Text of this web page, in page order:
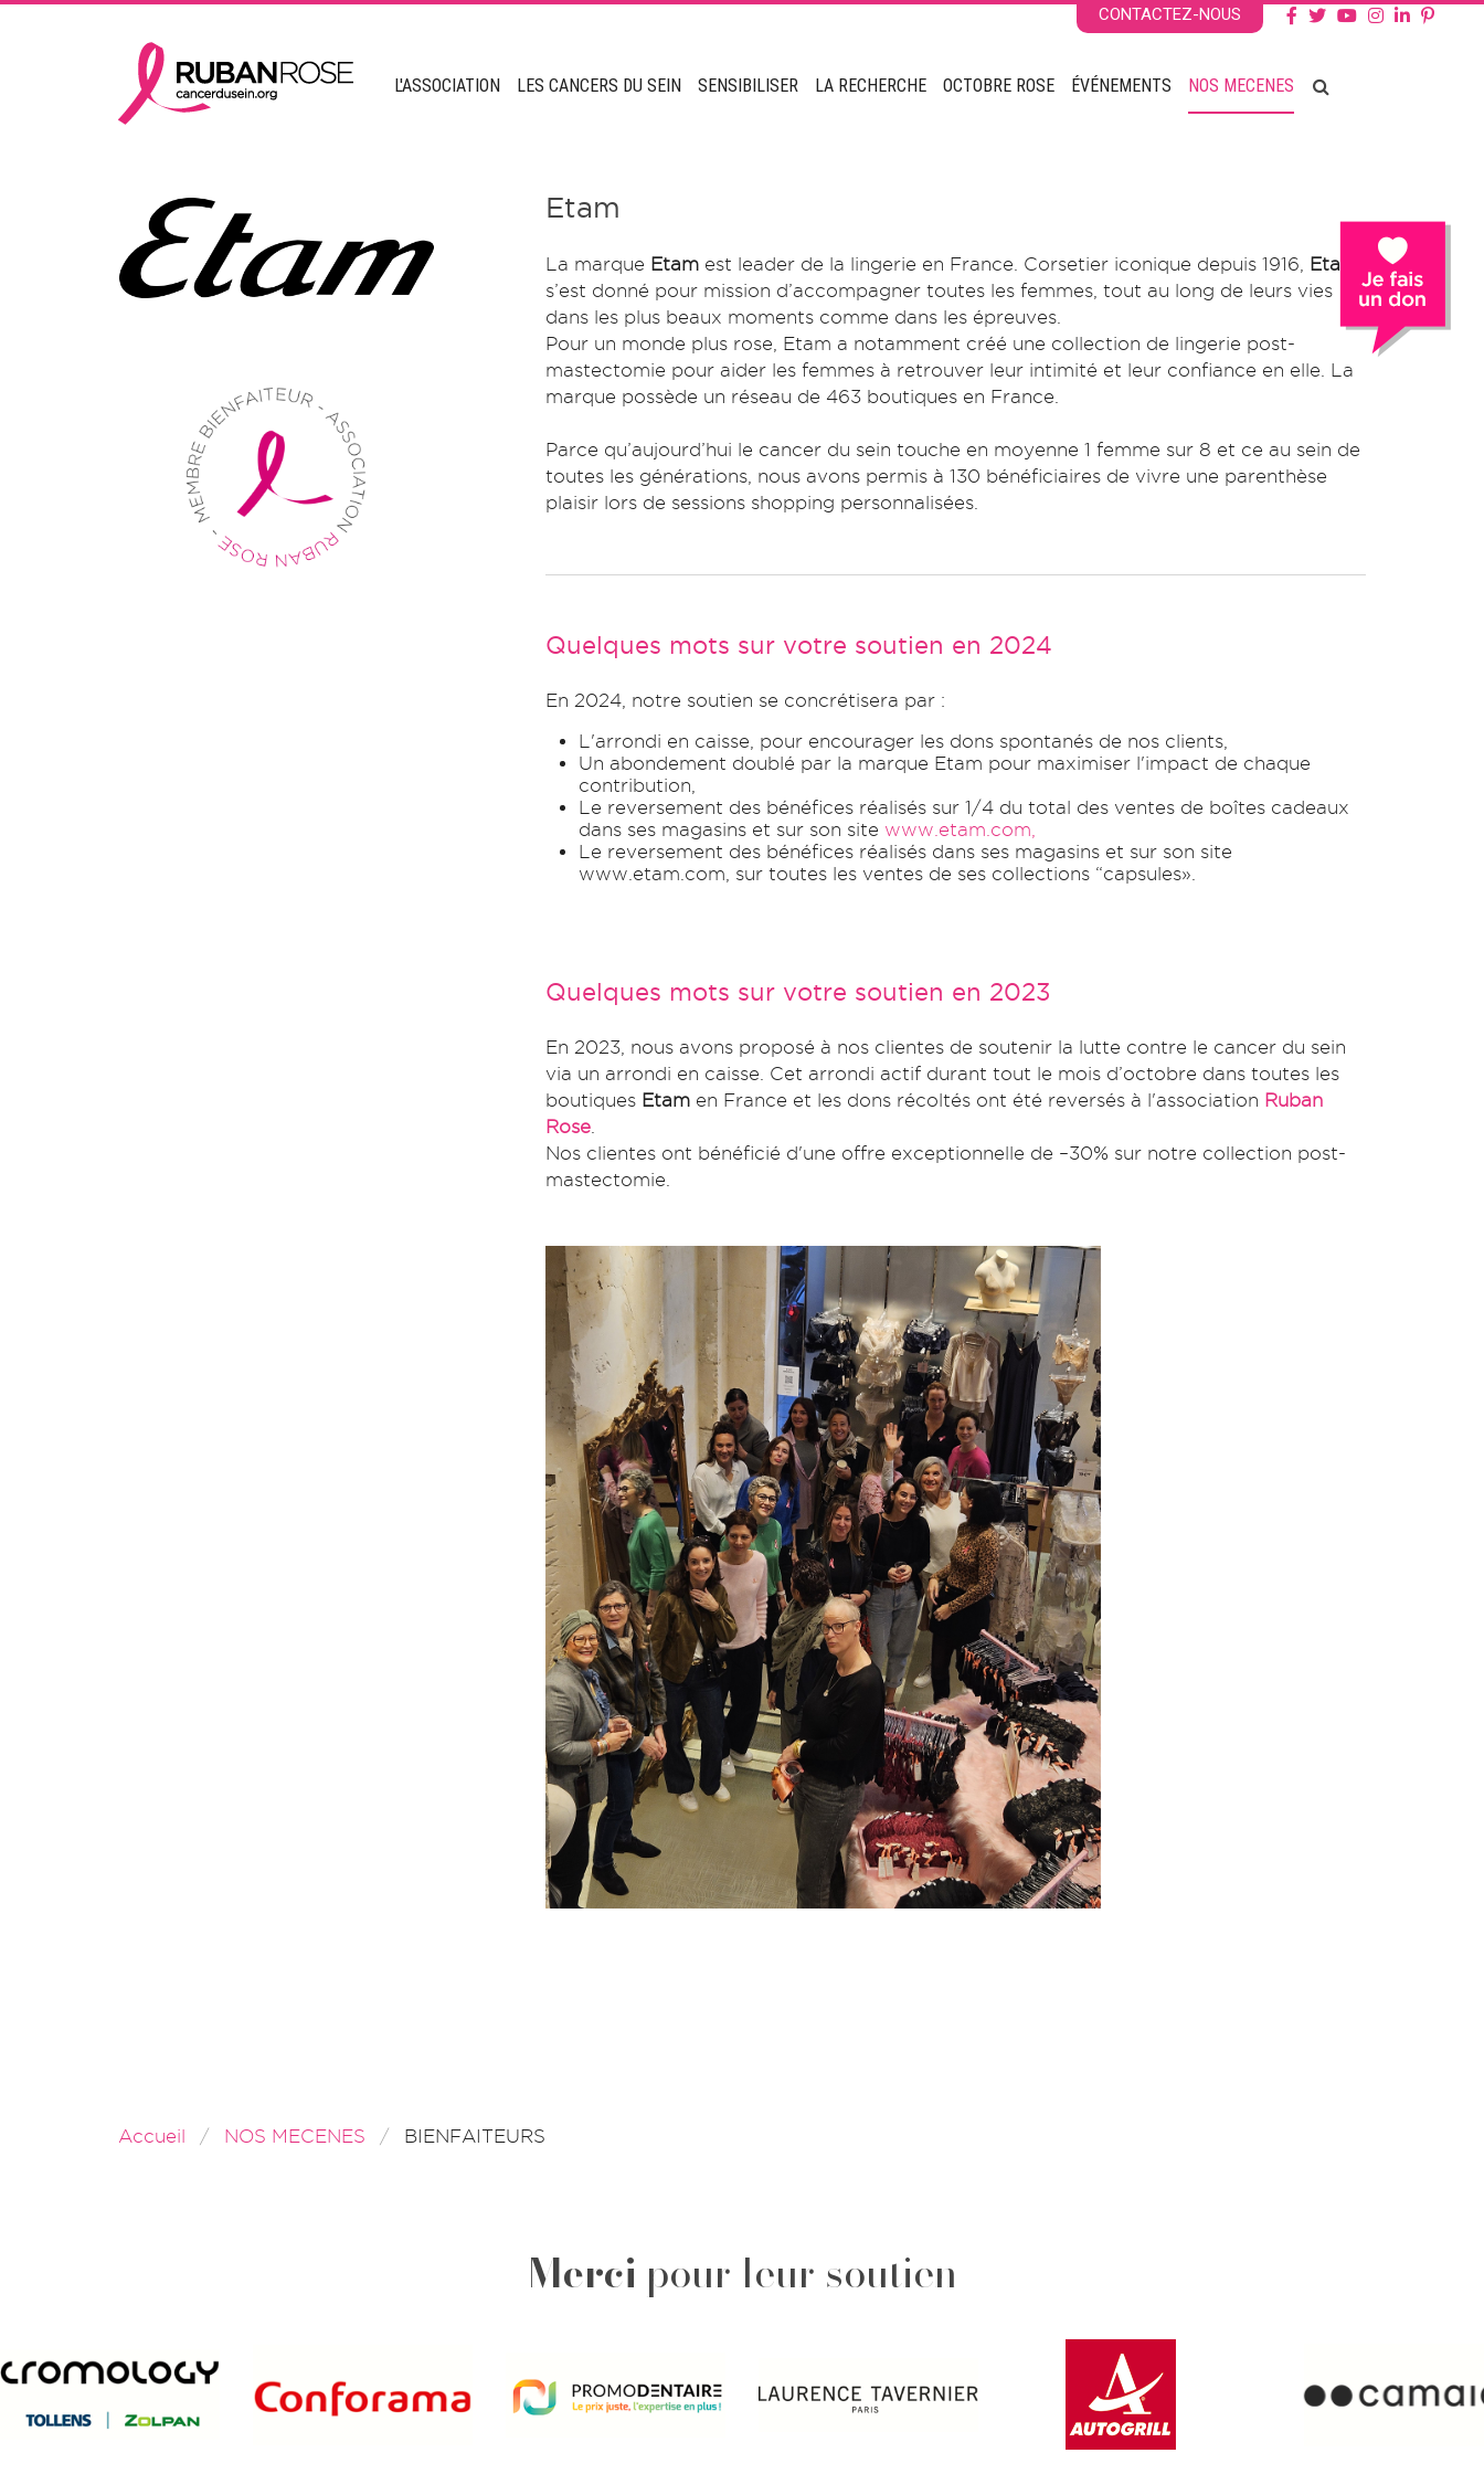
CONTACTEZ-NOUS
L'ASSOCIATION LES CANCERS DU SEIN SENSIBILISER LA RECHERCHE OCTOBRE ROSE ÉVÉNEMENTS NOS MECENES
Etam
La marque Etamest leader de la lingerie en France. Corsetier iconique depuis 1916,
Etam
s’est donné pour mission d’accompagner toutes les femmes, tout au long de leurs vies
dans les plus beaux moments comme dans les épreuves.
Pour un monde plus rose, Etam a notamment créé une collection de lingerie post-
mastectomie pour aider les femmes à retrouver leur intimité et leur confiance en elle. La
marque possède un réseau de 463 boutiques en France.
Parce qu’aujourd’hui le cancer du sein touche en moyenne 1 femme sur 8 et ce au sein de
toutes les générations, nous avons permis à 130 bénéficiaires de vivre une parenthèse
plaisir lors de sessions shopping personnalisées.
Quelques mots sur votre soutien en 2024
En 2024, notre soutien se concrétisera par :
L'arrondi en caisse, pour encourager les dons spontanés de nos clients,
Un abondement doublé par la marque Etam pour maximiser l'impact de chaque
contribution,
Le reversement des bénéfices réalisés sur 1/4 du total des ventes de boîtes cadeaux
dans ses magasins et sur son site www.etam.com,
Le reversement des bénéfices réalisés dans ses magasins et sur son site
www.etam.com, sur toutes les ventes de ses collections “capsules».
Quelques mots sur votre soutien en 2023
En 2023, nous avons proposé à nos clientes de soutenir la lutte contre le cancer du sein
via un arrondi en caisse. Cet arrondi actif durant tout le mois d’octobre dans toutes les
boutiques Etamen France et les dons récoltés ont été reversés à l'association Ruban
Rose. ​
Nos clientes ont bénéficié d'une offre exceptionnelle de –30% sur notre collection post-
mastectomie.
Accueil NOS MECENES BIENFAITEURS
Merci pour leur soutien